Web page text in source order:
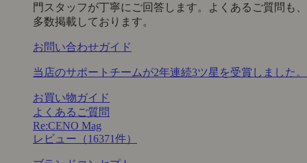
門スタッフが丁寧にご回答します。よくあるご質問も、
多数掲載しております。
お問い合わせガイド
当店のサポートチームが2年連続3ツ星を受賞しました。
お買い物ガイド
よくあるご質問
Re:CENO Mag
レビュー（16371件）